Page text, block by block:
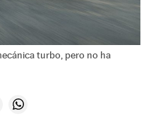
turbo, pero no ha